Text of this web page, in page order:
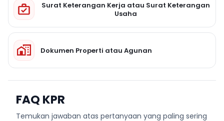
Surat Keterangan Kerja atau Surat Keterangan
Usaha
Dokumen Properti atau Agunan
FAQ KPR
Temukan jawaban atas pertanyaan yang paling sering